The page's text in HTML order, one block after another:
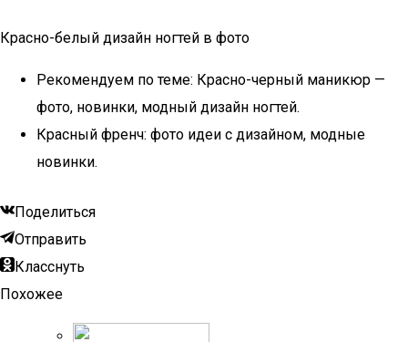
Красно-белый дизайн ногтей в фото
Рекомендуем по теме: Красно-черный маникюр —
фото, новинки, модный дизайн ногтей.
Красный френч: фото идеи с дизайном, модные
новинки.
Поделиться
Отправить
Класснуть
Похожее